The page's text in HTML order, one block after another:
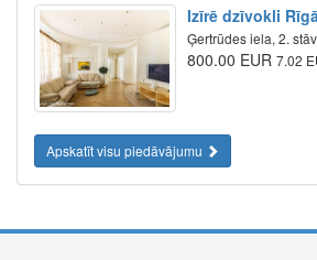
Izīrē dzīvokli
Ģertrūdes iela, 2.
800.00 EUR 7.02
Apskatīt visu piedāvājumu